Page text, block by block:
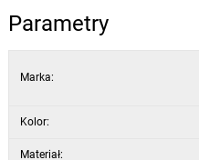
Wymiary:
Głębokość podnóżka
Szerokość podnóżka
Głębokość fotela
Parametry:
Materiał -Tkanina
Rodzaj tkaniny obiciowej -
Grubość pianki siedziska -
Parametry
Marka:
Kolor:
Materiał: